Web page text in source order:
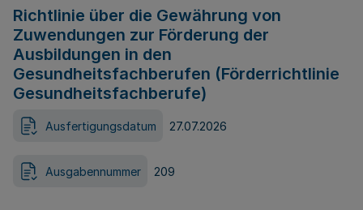
Richtlinie über die Gewährung von
Zuwendungen zur Förderung der
Ausbildungen in den
Gesundheitsfachberufen (Förderrichtlinie
Gesundheitsfachberufe)
Ausfertigungsdatum 27.07.2026
Ausgabennummer 209